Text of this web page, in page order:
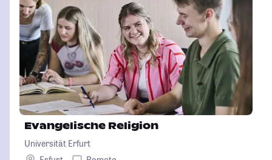
Evangelische Religion
Universität Erfurt